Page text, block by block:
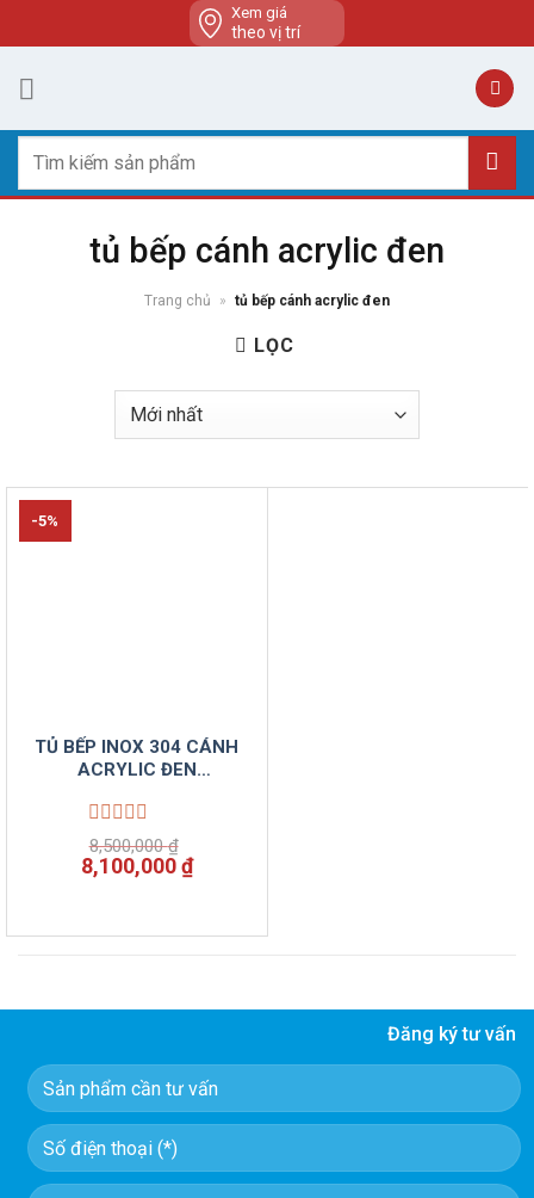
to
content
Xem giá
theo vị trí
kiếm:
tủ bếp cánh acrylic đen
Trang chủ » tủ bếp cánh acrylic đen
LỌC
-5%
TỦ BẾP INOX 304 CÁNH
ACRYLIC ĐEN
Được
xếp
hạng
sao
8,500,000₫
Giá
gốc
8,500,000 ₫.
8,100,000₫Giá
hiện
là:
Đăng ký tư vấn